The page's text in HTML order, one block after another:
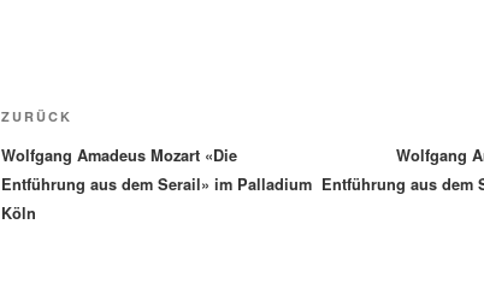
Beitragsnavigation
Vorheriger
Beitrag
ZURÜCK
Wolfgang Amadeus Mozart «Die
Entführung aus dem Serail» im Palladium
Köln
Wolfgang
Entführung aus dem